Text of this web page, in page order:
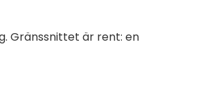
Gränssnittet är rent: en